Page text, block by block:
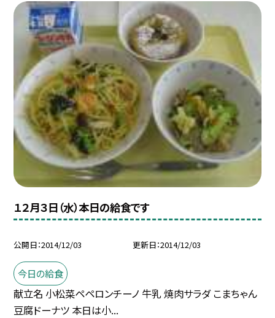
１２月３日（水）本日の給食です
公開日 2014/12/03 更新日 2014/12/03
今日の給食
献立名 小松菜ペペロンチーノ 牛乳 焼肉サラダ こまちゃん
豆腐ドーナツ 本日は小...